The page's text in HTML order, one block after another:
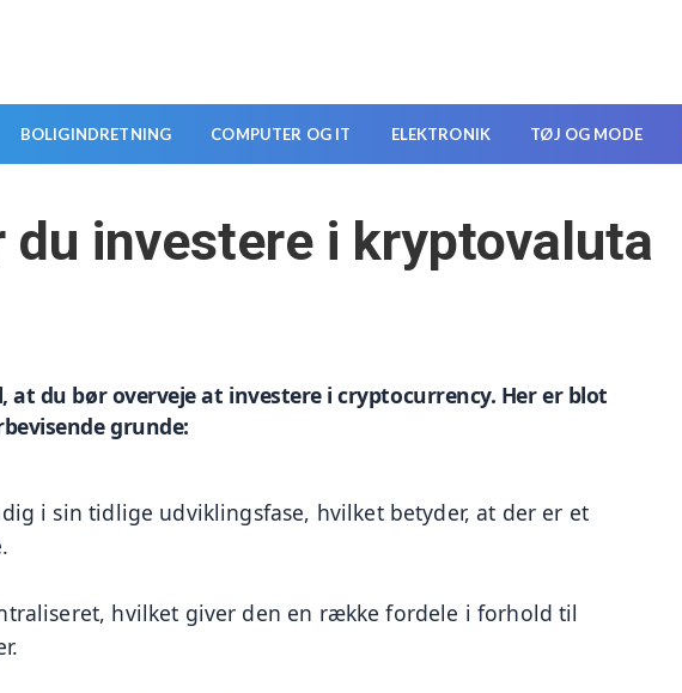
BOLIGINDRETNING COMPUTER OG IT ELEKTRONIK TØJ OG MODE
du investere i kryptovaluta
at du bør overveje at investere i cryptocurrency. Her er blot
grunde:
i sin tidlige udviklingsfase, hvilket betyder, at der er et
hvilket giver den en række fordele i forhold til